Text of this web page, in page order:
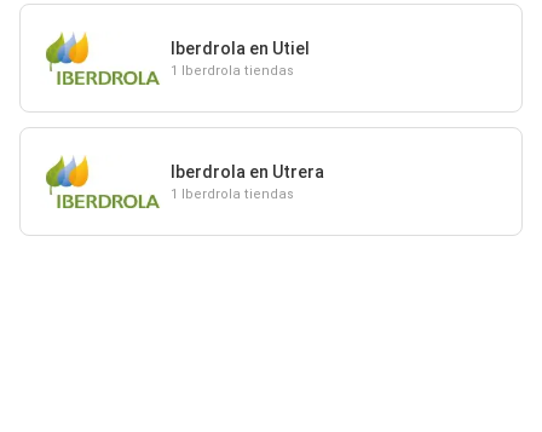
Iberdrola en Utiel
1 Iberdrola tiendas
Iberdrola en Utrera
1 Iberdrola tiendas